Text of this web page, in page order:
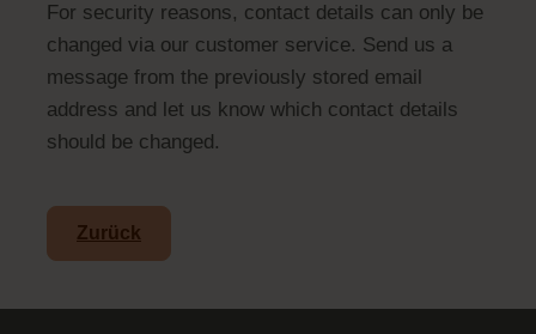
For security reasons, contact details can only be
changed via our customer service. Send us a
message from the previously stored email
address and let us know which contact details
should be changed.
Zurück